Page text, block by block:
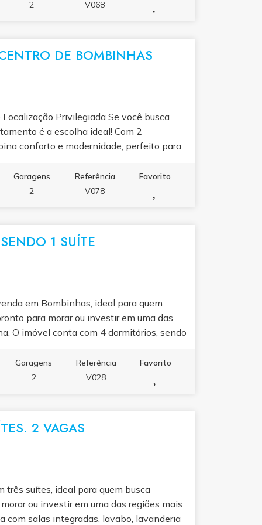
uma oportunidade de investimento
Ideal para quem busca qualidade de
2
V068
DE BOMBINHAS
Privilegiada Se você busca
é a escolha ideal! Com 2
conforto e modernidade, perfeito para
o empreendimento oferece piscina,
para toda a família aproveitar o melhor
Garagens
2
Referência
V078
Favorito
1 SUÍTE
em Bombinhas, ideal para quem
para morar ou investir em uma das
O imóvel conta com 4 dormitórios, sendo
integrada e área de serviço
iluminados e ventilados,
Garagens
2
Referência
V028
Favorito
2 VAGAS
suítes, ideal para quem busca
ou investir em uma das regiões mais
com salas integradas, lavabo, lavanderia